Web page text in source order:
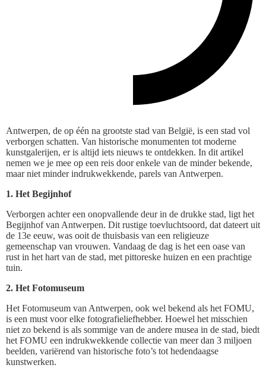
Antwerpen, de op één na grootste stad van België, is een stad vol
verborgen schatten. Van historische monumenten tot moderne
kunstgalerijen, er is altijd iets nieuws te ontdekken. In dit artikel
nemen we je mee op een reis door enkele van de minder bekende,
maar niet minder indrukwekkende, parels van Antwerpen.
1. Het Begijnhof
Verborgen achter een onopvallende deur in de drukke stad, ligt het
Begijnhof van Antwerpen. Dit rustige toevluchtsoord, dat dateert uit
de 13e eeuw, was ooit de thuisbasis van een religieuze
gemeenschap van vrouwen. Vandaag de dag is het een oase van
rust in het hart van de stad, met pittoreske huizen en een prachtige
tuin.
2. Het Fotomuseum
Het Fotomuseum van Antwerpen, ook wel bekend als het FOMU,
is een must voor elke fotografieliefhebber. Hoewel het misschien
niet zo bekend is als sommige van de andere musea in de stad, biedt
het FOMU een indrukwekkende collectie van meer dan 3 miljoen
beelden, variërend van historische foto’s tot hedendaagse
kunstwerken.